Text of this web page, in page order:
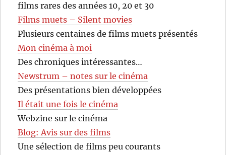
films rares des années 10, 20 et 30
Films muets – Silent movies
Plusieurs centaines de films muets présentés
Mon cinéma à moi
Des chroniques intéressantes…
Newstrum – notes sur le cinéma
Des présentations bien développées
Il était une fois le cinéma
Webzine sur le cinéma
Blog: Avis sur des films
Une sélection de films peu courants